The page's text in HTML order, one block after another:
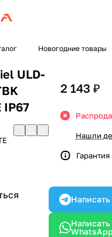
Новогодние товары
ULD-
IP67
2 143 ₽
Нашли
Гарантия
Написать
WhatsApp